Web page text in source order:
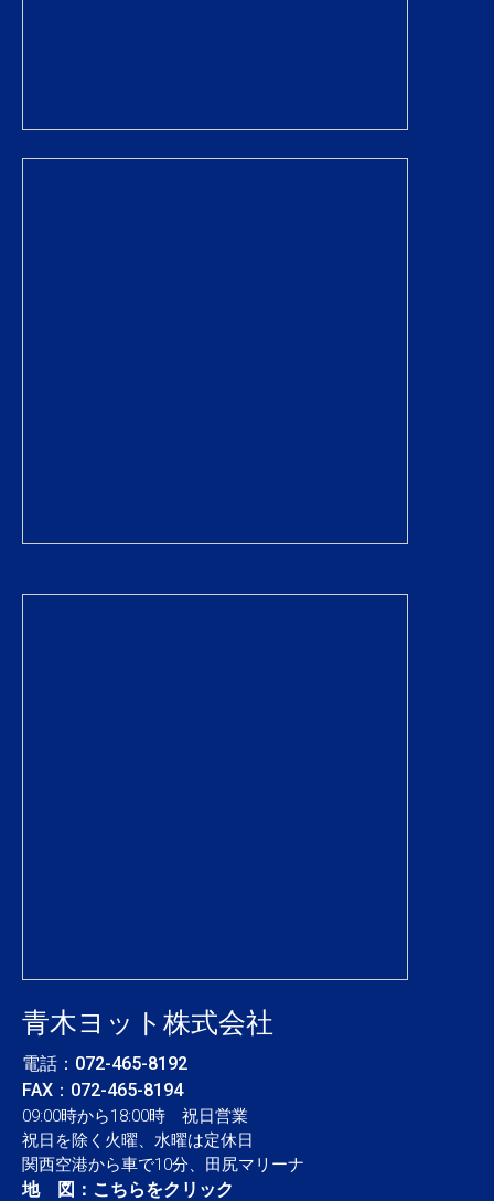
青木ヨット株式会社
電話： 072-465-8192
FAX：072-465-8194
09:00時から18:00時 祝日営業
祝日を除く火曜、水曜は定休日
関西空港から車で10分、田尻マリーナ
地 図： こちらをクリック